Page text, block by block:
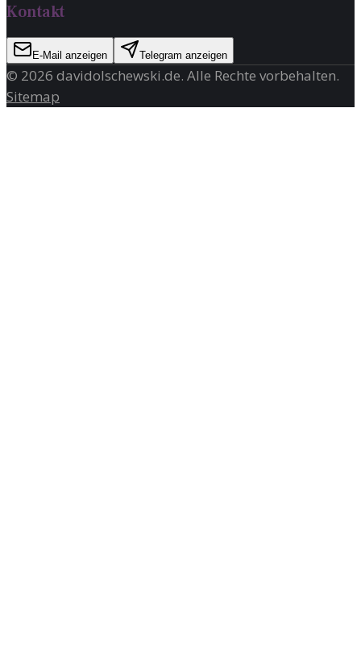
Kontakt
E-Mail anzeigen Telegram anzeigen
© 2026 davidolschewski.de. Alle Rechte vorbehalten.
Sitemap